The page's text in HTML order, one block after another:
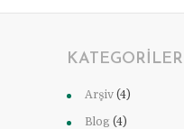
KATEGORILER
Arşiv (4)
Blog (4)